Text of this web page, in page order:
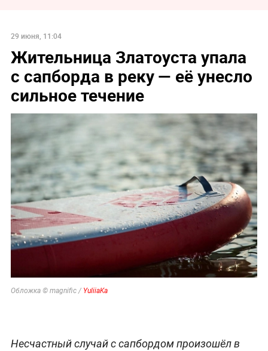
29 июня, 11:04
Жительница Златоуста упала
с сапборда в реку — её унесло
сильное течение
Обложка © magnific / YuliiaKa
Несчастный случай с сапбордом произошёл в